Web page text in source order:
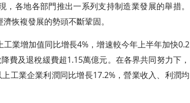
各地各部門推出一系列支持制造業發展的舉措。
恢複發展的勢頭不斷鞏固。
業增加值同比增長4%，增速較今年上半年加快0.2
費及退稅緩費超1.15萬億元。在各界共同努力下，
工業企業利潤同比增長17.2%，營業收入、利潤均